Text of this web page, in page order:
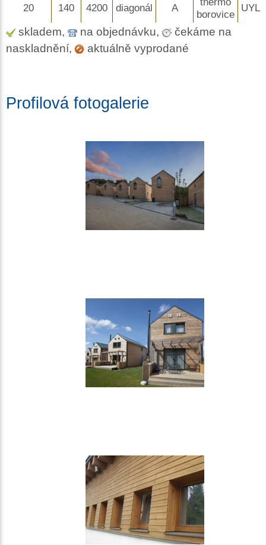
20 140 4200 diagonál A
borovice
UYL
skladem, na objednávku,
čekáme na
naskladnění,
aktuálně vyprodané
Profilová fotogalerie